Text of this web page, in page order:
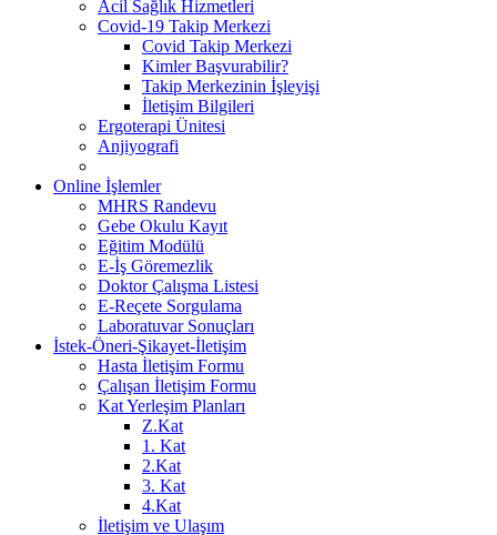
Acil Sağlık Hizmetleri
Covid-19 Takip Merkezi
Covid Takip Merkezi
Kimler Başvurabilir?
Takip Merkezinin İşleyişi
İletişim Bilgileri
Ergoterapi Ünitesi
Anjiyografi
Online İşlemler
MHRS Randevu
Gebe Okulu Kayıt
Eğitim Modülü
E-İş Göremezlik
Doktor Çalışma Listesi
E-Reçete Sorgulama
Laboratuvar Sonuçları
İstek-Öneri-Şikayet-İletişim
Hasta İletişim Formu
Çalışan İletişim Formu
Kat Yerleşim Planları
Z.Kat
1. Kat
2.Kat
3. Kat
4.Kat
İletişim ve Ulaşım